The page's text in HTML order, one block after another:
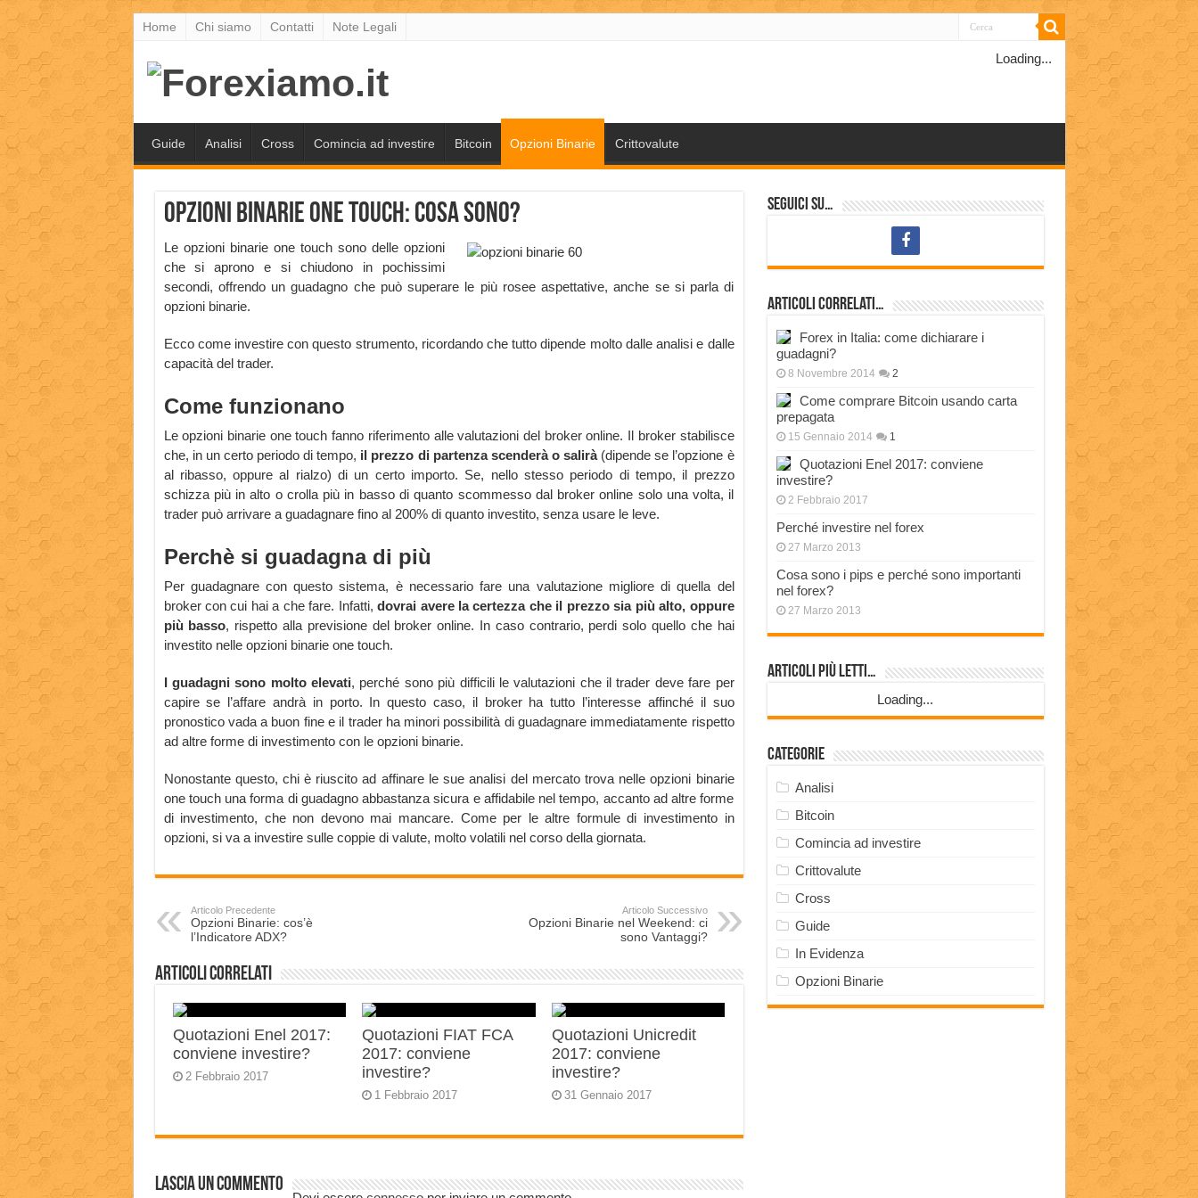
Home Chi siamo Contatti Note Legali
Loading...
Guide Analisi Cross Comincia ad investire Bitcoin Opzioni Binarie Crittovalute
Opzioni Binarie One Touch: cosa sono?
Le opzioni binarie one touch sono delle opzioni
che si aprono e si chiudono in pochissimi
secondi, offrendo un guadagno che può superare le più rosee aspettative, anche se si parla di
opzioni binarie.
Ecco come investire con questo strumento, ricordando che tutto dipende molto dalle analisi e dalle
capacità del trader.
Come funzionano
Le opzioni binarie one touch fanno riferimento alle valutazioni del broker online. Il broker stabilisce
che, in un certo periodo di tempo, il prezzo di partenza scenderà o salirà(dipende se l’opzione è
al ribasso, oppure al rialzo) di un certo importo. Se, nello stesso periodo di tempo, il prezzo
schizza più in alto o crolla più in basso di quanto scommesso dal broker online solo una volta, il
trader può arrivare a guadagnare fino al 200% di quanto investito, senza usare le leve.
Perchè si guadagna di più
Per guadagnare con questo sistema, è necessario fare una valutazione migliore di quella del
broker con cui hai a che fare. Infatti,dovrai avere la certezza che il prezzo sia più alto, oppure
più basso, rispetto alla previsione del broker online. In caso contrario, perdi solo quello che hai
investito nelle opzioni binarie one touch.
I guadagni sono molto elevati, perché sono più difficili le valutazioni che il trader deve fare per
capire se l’affare andrà in porto. In questo caso, il broker ha tutto l’interesse affinché il suo
pronostico vada a buon fine e il trader ha minori possibilità di guadagnare immediatamente rispetto
ad altre forme di investimento con le opzioni binarie.
Nonostante questo, chi è riuscito ad affinare le sue analisi del mercato trova nelle opzioni binarie
one touch una forma di guadagno abbastanza sicura e affidabile nel tempo, accanto ad altre forme
di investimento, che non devono mai mancare. Come per le altre formule di investimento in
opzioni, si va a investire sulle coppie di valute, molto volatili nel corso della giornata.
Articolo Precedente
Opzioni Binarie: cos’è
l’Indicatore ADX?
Articolo Successivo
Opzioni Binarie nel Weekend: ci
sono Vantaggi?
Articoli correlati
Quotazioni Enel 2017:
conviene investire?
2 Febbraio 2017
Quotazioni FIAT FCA
2017: conviene
investire?
1 Febbraio 2017
Quotazioni Unicredit
2017: conviene
investire?
31 Gennaio 2017
Lascia un commento
Seguici su…
Articoli correlati…
Forex in Italia: come dichiarare i
guadagni?
8 Novembre 2014 2
Come comprare Bitcoin usando carta
prepagata
15 Gennaio 2014 1
Quotazioni Enel 2017: conviene
investire?
2 Febbraio 2017
Perché investire nel forex
27 Marzo 2013
Cosa sono i pips e perché sono importanti
nel forex?
27 Marzo 2013
Articoli più Letti…
Loading...
Categorie
Analisi
Bitcoin
Comincia ad investire
Crittovalute
Cross
Guide
In Evidenza
Opzioni Binarie